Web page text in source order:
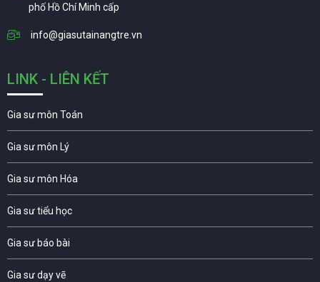
phố Hồ Chí Minh cấp
info@giasutainangtre.vn
LINK - LIÊN KẾT
Gia sư môn Toán
Gia sư môn Lý
Gia sư môn Hóa
Gia sư tiểu học
Gia sư báo bài
Gia sư dạy vẽ